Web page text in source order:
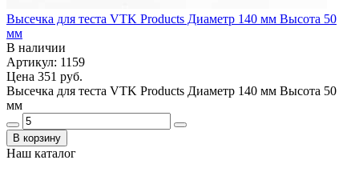
Высечка для теста VTK Products Диаметр 140 мм Высота 50
мм
В наличии
Артикул: 1159
Цена 351 руб.
Высечка для теста VTK Products Диаметр 140 мм Высота 50
мм
В корзину
Наш каталог